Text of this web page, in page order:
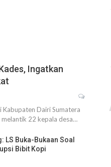
Ingatkan
Kabupaten Dairi Sumatera
melantik 22 kepala desa…
LS Buka-Bukaan Soal
Bibit Kopi